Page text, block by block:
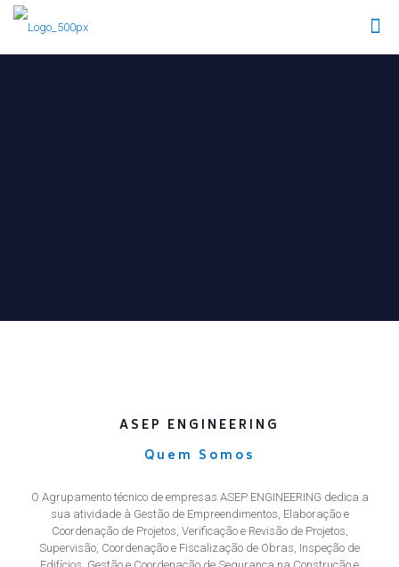
ASEP ENGINEERING
Quem Somos
O Agrupamento técnico de empresas ASEP ENGINEERING dedica a
sua atividade à Gestão de Empreendimentos, Elaboração e
Coordenação de Projetos, Verificação e Revisão de Projetos,
Supervisão, Coordenação e Fiscalização de Obras, Inspeção de